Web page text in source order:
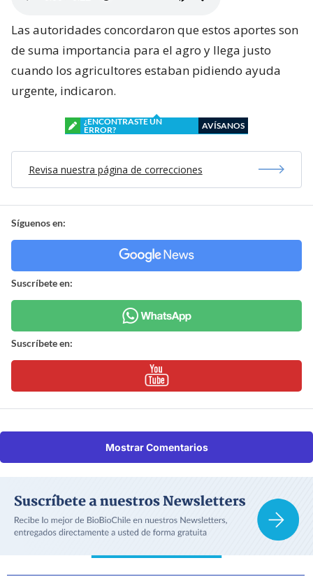
Las autoridades concordaron que estos aportes son
de suma importancia para el agro y llega justo
cuando los agricultores estaban pidiendo ayuda
urgente, indicaron.
¿ENCONTRASTE UN
ERROR?
AVÍSANOS
Revisa nuestra página de correcciones
Síguenos en:
Suscríbete en:
Suscríbete en:
Mostrar Comentarios